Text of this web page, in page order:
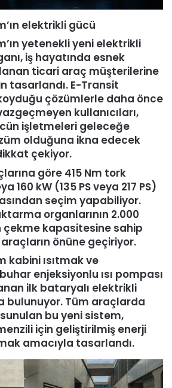
elektrikli gücü
yetenekli yeni elektrikli
iş hayatında esnek
ticari araç müşterilerine
tasarlandı. E-Transit
çözümlerle daha önce
kullanıcıları,
işletmeleri geleceğe
olduğuna ikna edecek
çekiyor.
göre 415 Nm tork
160 kW (135 PS veya 217 PS)
seçim yapabiliyor.
organlarının 2.000
kapasitesine sahip
önüne geçiriyor.
kabini ısıtmak ve
enjeksiyonlu ısı pompası
ilk bataryalı elektrikli
bulunuyor. Tüm araçlarda
bu yeni sistem,
için geliştirilmiş enerji
amacıyla tasarlandı.